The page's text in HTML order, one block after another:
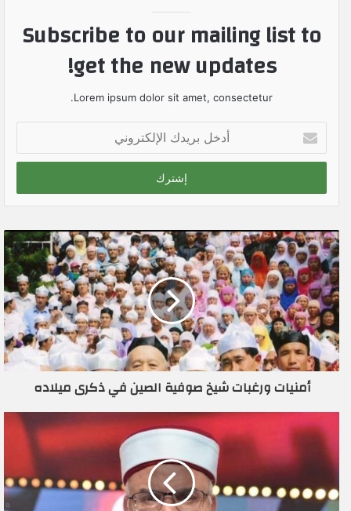
Subscribe to our mailing list to
get the new updates!
Lorem ipsum dolor sit amet, consectetur.
خ
ب
ي
د
ك
ا
ل
إ
ل
ك
ت
ن
ي
أمنيات ورغبات شيخ صوفية الصين في ذكرى ميلاده